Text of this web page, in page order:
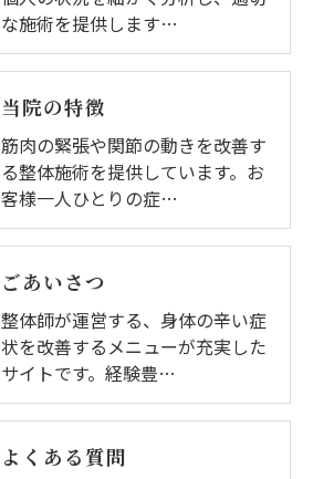
な施術を提供します…
当院の特徴
筋肉の緊張や関節の動きを改善す
る整体施術を提供しています。お
客様一人ひとりの症…
ごあいさつ
整体師が運営する、身体の辛い症
状を改善するメニューが充実した
サイトです。経験豊…
よくある質問